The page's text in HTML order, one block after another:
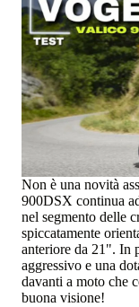
Non è una novità
900DSX continua
nel segmento delle
spiccatamente
anteriore da 21". In
aggressivo e una
davanti a moto che
buona visione!